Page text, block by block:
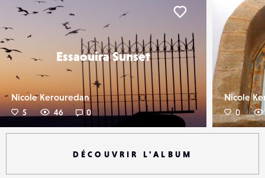
Essaouira Sunset
Nicole Kerouredan
5 46 0
Nicole
0
DÉCOUVRIR L'ALBUM